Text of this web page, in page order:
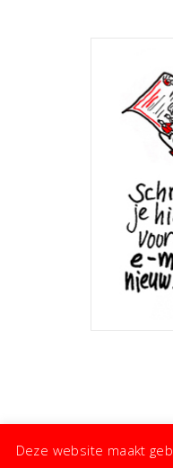
Deze website maakt